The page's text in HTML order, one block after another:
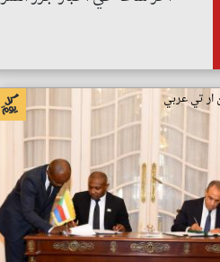
ار تي عربي